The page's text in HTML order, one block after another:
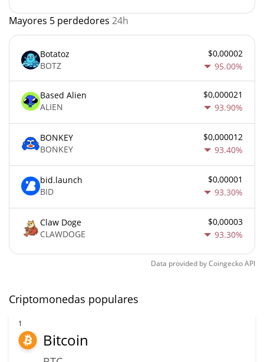
Mayores 5 perdedores 24h
Botatoz
BOTZ
$0,00002
95.00%
Based Alien
ALIEN
$0,000021
93.90%
BONKEY
BONKEY
$0,000012
93.40%
bid.launch
BID
$0,00001
93.30%
Claw Doge
CLAWDOGE
$0,00003
93.30%
Data provided byCoingeckoAPI
Criptomonedas populares
1
Bitcoin